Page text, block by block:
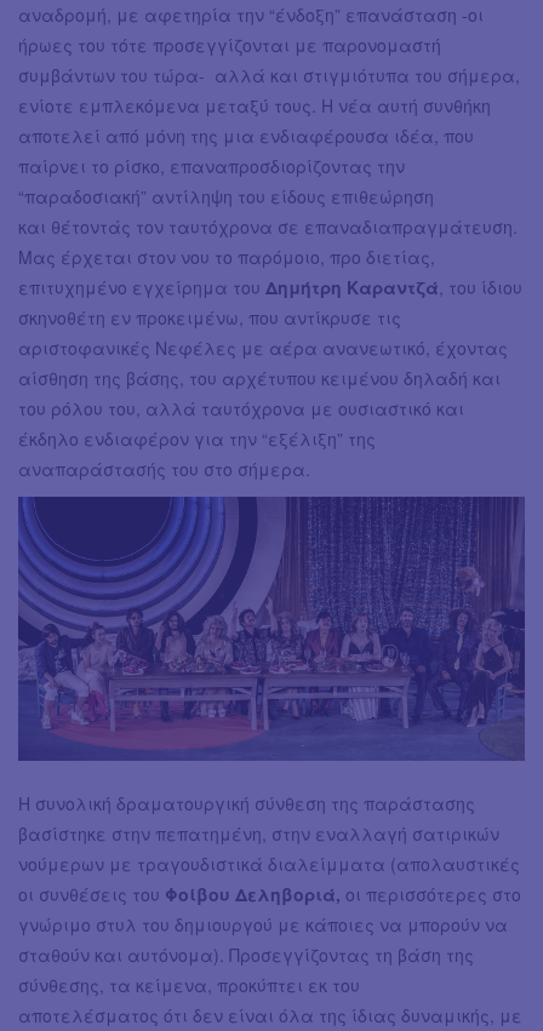
αναδρομή, με αφετηρία την “ένδοξη” επανάσταση -οι
ήρωες του τότε προσεγγίζονται με παρονομαστή
συμβάντων του τώρα- αλλά και στιγμιότυπα του σήμερα,
ενίοτε εμπλεκόμενα μεταξύ τους. Η νέα αυτή συνθήκη
αποτελεί από μόνη της μια ενδιαφέρουσα ιδέα, που
παίρνει το ρίσκο, επαναπροσδιορίζοντας την
“παραδοσιακή” αντίληψη του είδους επιθεώρηση
και θέτοντάς τον ταυτόχρονα σε επαναδιαπραγμάτευση.
Μας έρχεται στον νου το παρόμοιο, προ διετίας,
επιτυχημένο εγχείρημα του Δημήτρη Καραντζά , του ίδιου
σκηνοθέτη εν προκειμένω, που αντίκρυσε τις
αριστοφανικές Νεφέλες με αέρα ανανεωτικό, έχοντας
αίσθηση της βάσης, του αρχέτυπου κειμένου δηλαδή και
του ρόλου του, αλλά ταυτόχρονα με ουσιαστικό και
έκδηλο ενδιαφέρον για την “εξέλιξη” της
αναπαράστασής του στο σήμερα.
Η συνολική δραματουργική σύνθεση της παράστασης
βασίστηκε στην πεπατημένη, στην εναλλαγή σατιρικών
νούμερων με τραγουδιστικά διαλείμματα (απολαυστικές
οι συνθέσεις του Φοίβου Δεληβοριά, οι περισσότερες στο
γνώριμο στυλ του δημιουργού με κάποιες να μπορούν να
σταθούν και αυτόνομα). Προσεγγίζοντας τη βάση της
σύνθεσης, τα κείμενα, προκύπτει εκ του
αποτελέσματος ότι δεν είναι όλα της ίδιας δυναμικής, με